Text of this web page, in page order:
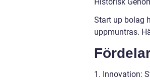
Historisk
Start up bolag
uppmuntras.
1. Innovation: